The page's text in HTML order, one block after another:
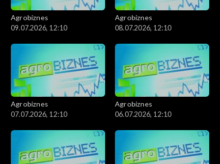
Agrobiznes
09.07.2026, 12:10
Agrobiznes
08.07.2026, 12:10
Agrobiznes
07.07.2026, 12:10
Agrobiznes
06.07.2026, 12:10